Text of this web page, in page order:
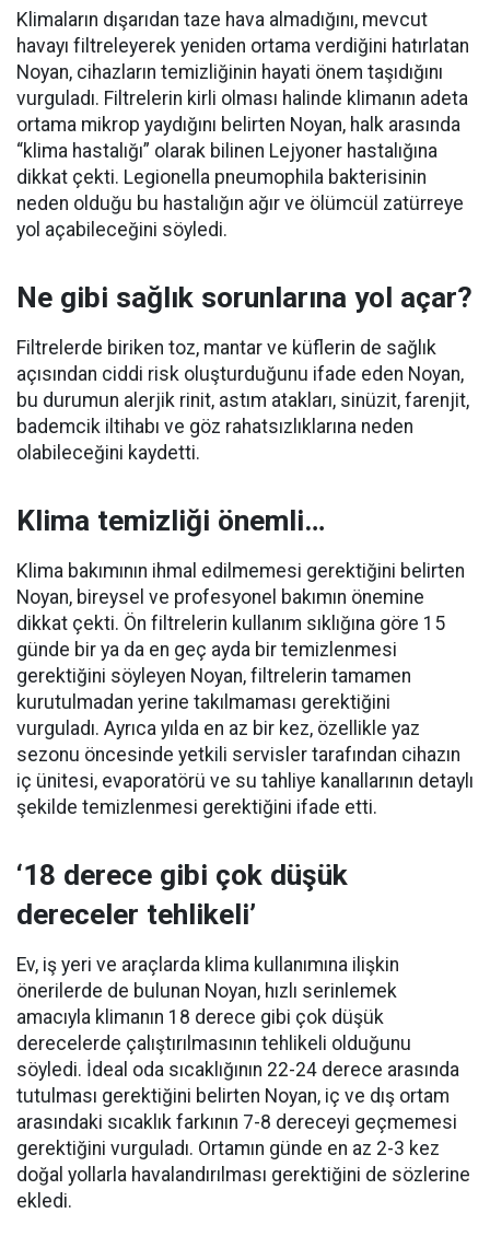
Klimaların dışarıdan taze hava almadığını, mevcut
havayı filtreleyerek yeniden ortama verdiğini hatırlatan
Noyan, cihazların temizliğinin hayati önem taşıdığını
vurguladı. Filtrelerin kirli olması halinde klimanın adeta
ortama mikrop yaydığını belirten Noyan, halk arasında
“klima hastalığı” olarak bilinen Lejyoner hastalığına
dikkat çekti. Legionella pneumophila bakterisinin
neden olduğu bu hastalığın ağır ve ölümcül zatürreye
yol açabileceğini söyledi.
Ne gibi sağlık sorunlarına yol açar?
Filtrelerde biriken toz, mantar ve küflerin de sağlık
açısından ciddi risk oluşturduğunu ifade eden Noyan,
bu durumun alerjik rinit, astım atakları, sinüzit, farenjit,
bademcik iltihabı ve göz rahatsızlıklarına neden
olabileceğini kaydetti.
Klima temizliği önemli…
Klima bakımının ihmal edilmemesi gerektiğini belirten
Noyan, bireysel ve profesyonel bakımın önemine
dikkat çekti. Ön filtrelerin kullanım sıklığına göre 15
günde bir ya da en geç ayda bir temizlenmesi
gerektiğini söyleyen Noyan, filtrelerin tamamen
kurutulmadan yerine takılmaması gerektiğini
vurguladı. Ayrıca yılda en az bir kez, özellikle yaz
sezonu öncesinde yetkili servisler tarafından cihazın
iç ünitesi, evaporatörü ve su tahliye kanallarının detaylı
şekilde temizlenmesi gerektiğini ifade etti.
‘18 derece gibi çok düşük
dereceler tehlikeli’
Ev, iş yeri ve araçlarda klima kullanımına ilişkin
önerilerde de bulunan Noyan, hızlı serinlemek
amacıyla klimanın 18 derece gibi çok düşük
derecelerde çalıştırılmasının tehlikeli olduğunu
söyledi. İdeal oda sıcaklığının 22-24 derece arasında
tutulması gerektiğini belirten Noyan, iç ve dış ortam
arasındaki sıcaklık farkının 7-8 dereceyi geçmemesi
gerektiğini vurguladı. Ortamın günde en az 2-3 kez
doğal yollarla havalandırılması gerektiğini de sözlerine
ekledi.